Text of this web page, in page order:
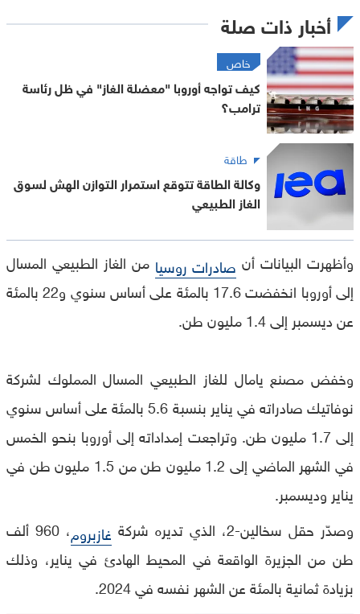
أخبار ذات صلة
خاص
كيف تواجه أوروبا "معضلة الغاز" في ظل رئاسة
ترامب؟
طاقة
وكالة الطاقة تتوقع استمرار التوازن الهش لسوق
الغاز الطبيعي
وأظهرت البيانات أن صادرات روسيا من الغاز الطبيعي المسال
إلى أوروبا انخفضت 17.6 بالمئة على أساس سنوي و22 بالمئة
عن ديسمبر إلى 1.4 مليون طن.
وخفض مصنع يامال للغاز الطبيعي المسال المملوك لشركة
نوفاتيك صادراته في يناير بنسبة 5.6 بالمئة على أساس سنوي
إلى 1.7 مليون طن. وتراجعت إمداداته إلى أوروبا بنحو الخمس
في الشهر الماضي إلى 1.2 مليون طن من 1.5 مليون‭ ‬طن في
يناير وديسمبر.
وصدّر حقل سخالين-2، الذي تديره شركة
غازبروم
، 960 ألف
طن من الجزيرة الواقعة في المحيط الهادئ في يناير، وذلك
بزيادة ثمانية بالمئة عن الشهر نفسه في 2024.